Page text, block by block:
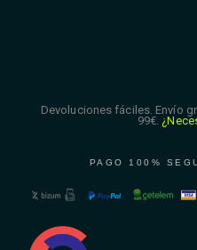
Devoluciones fáciles. Envío
99€.
PAGO 100%